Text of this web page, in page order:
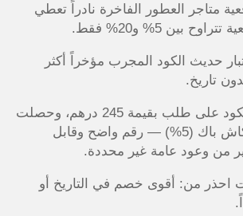
واقعية متاجر العطور الفاخرة نادراً تعطي
اختبار حديث الكود المجرب مؤخراً أكثر
تاريخ.
المعيار 3: جربت الكود على طلب بقيمة 245 درهم، وحصلت
على 12.25 درهم كاش باك (5%) — رقم واضح وقابل
من وعود عامة غير محددة.
مبالغات احذر من: أقوى خصم في التاريخ أو